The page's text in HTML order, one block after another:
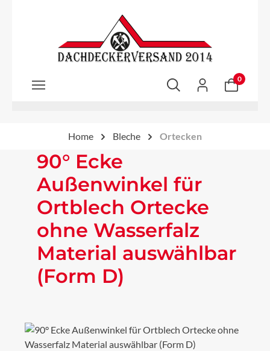
Zum Hauptinhalt springen
0
Home Bleche Ortecken
90° Ecke
Außenwinkel für
Ortblech Ortecke
ohne Wasserfalz
Material auswählbar
(Form D)
Bildergalerie überspringen